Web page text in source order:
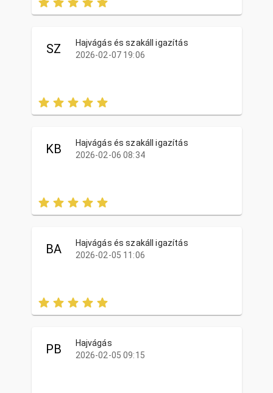
SZ
Hajvágás és szakáll igazítás
2026-02-07 19:06
KB
Hajvágás és szakáll igazítás
2026-02-06 08:34
BA
Hajvágás és szakáll igazítás
2026-02-05 11:06
PB
Hajvágás
2026-02-05 09:15